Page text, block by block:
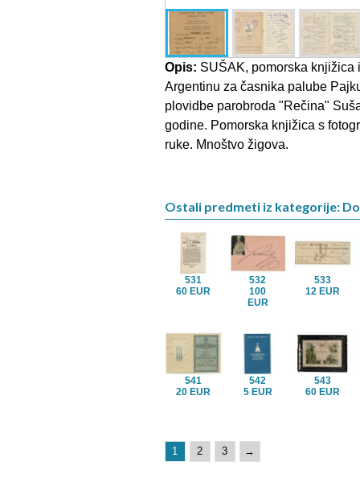
Opis: SUŠAK, pomorska
Argentinu za časnika palube
plovidbe parobroda "Rečina"
godine. Pomorska knjižica s
ruke. Mnoštvo žigova.
Ostali predmeti iz kategorije:
531
60 EUR
532
100
EUR
533
12 EUR
541
20 EUR
542
5 EUR
543
60 EUR
1 2 3 →